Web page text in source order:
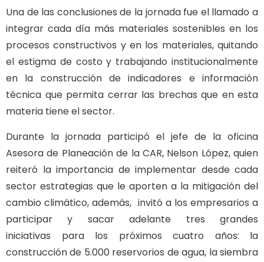
Una de las conclusiones de la jornada fue el llamado a
integrar cada día más materiales sostenibles en los
procesos constructivos y en los materiales, quitando
el estigma de costo y trabajando institucionalmente
en la construcción de indicadores e información
técnica que permita cerrar las brechas que en esta
materia tiene el sector.
Durante la jornada participó el jefe de la oficina
Asesora de Planeación de la CAR, Nelson López, quien
reiteró la importancia de implementar desde cada
sector estrategias que le aporten a la mitigación del
cambio climático, además, invitó a los empresarios a
participar y sacar adelante tres grandes
iniciativas para los próximos cuatro años: la
construcción de 5.000 reservorios de agua, la siembra